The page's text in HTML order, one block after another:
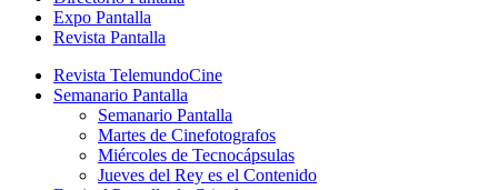
Expo Pantalla
Revista Pantalla
Revista TelemundoCine
Semanario Pantalla
Semanario Pantalla
Martes de Cinefotografos
Miércoles de Tecnocápsulas
Jueves del Rey es el Contenido